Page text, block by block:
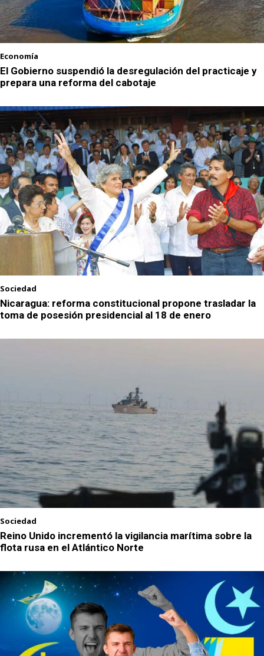
Economía
El Gobierno suspendió la desregulación del practicaje y
prepara una reforma del cabotaje
Sociedad
Nicaragua: reforma constitucional propone trasladar la
toma de posesión presidencial al 18 de enero
Sociedad
Reino Unido incrementó la vigilancia marítima sobre la
flota rusa en el Atlántico Norte